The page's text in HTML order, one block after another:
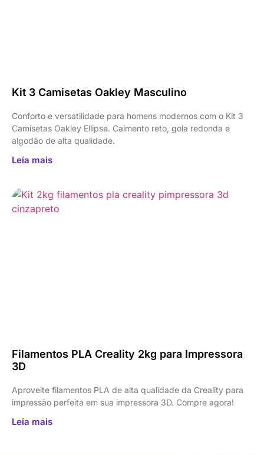
Kit 3 Camisetas Oakley Masculino
Conforto e versatilidade para homens modernos com o Kit 3
Camisetas Oakley Ellipse. Caimento reto, gola redonda e
algodão de alta qualidade.
Leia mais
Filamentos PLA Creality 2kg para Impressora
3D
Aproveite filamentos PLA de alta qualidade da Creality para
impressão perfeita em sua impressora 3D. Compre agora!
Leia mais